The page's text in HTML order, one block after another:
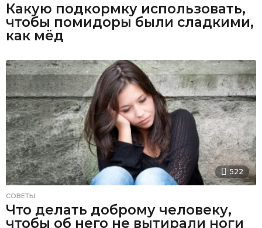
Какую подкормку использовать,
чтобы помидоры были сладкими,
как мёд
522
СОВЕТЫ
Что делать доброму человеку,
чтобы об него не вытирали ноги